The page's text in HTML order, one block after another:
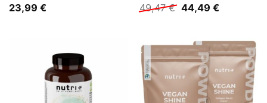
23,99 €
49,47€ Ursprünglicher
Preis
44,49 €Aktueller